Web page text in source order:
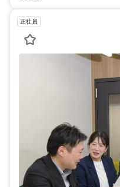
正社員